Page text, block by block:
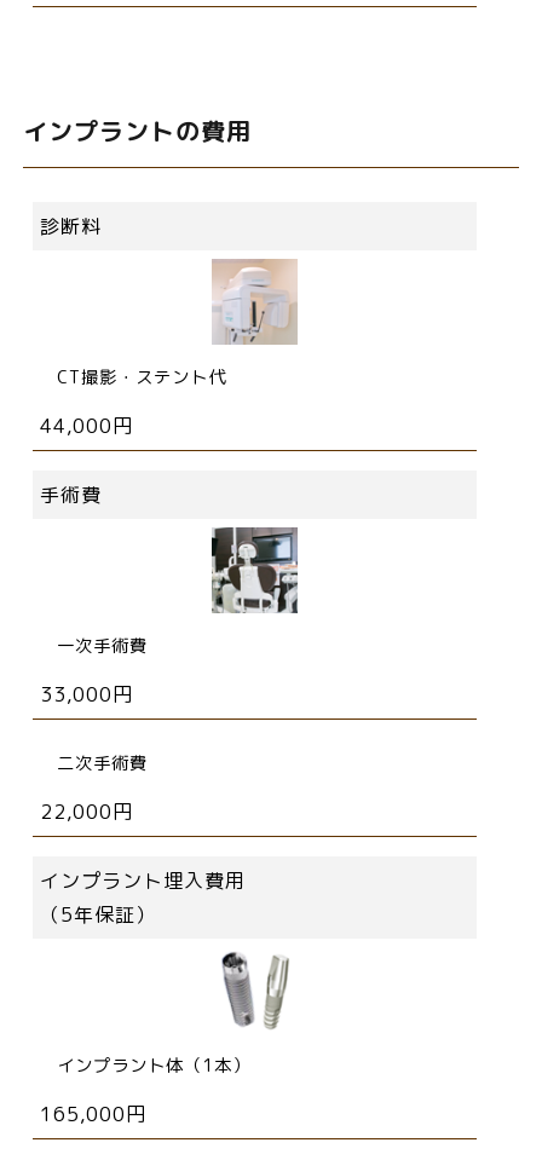
インプラントの費用
診断料
CT撮影・ステント代
44,000円
手術費
一次手術費
33,000円
二次手術費
22,000円
インプラント埋入費用
（5年保証）
インプラント体（1本）
165,000円